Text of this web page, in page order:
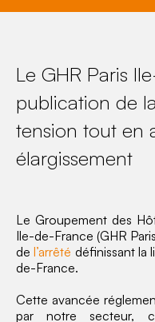
Le GHR Paris
publication de
tension tout en
élargissement
Le Groupement des
Ile-de-France (GHR
del’arrêté définissant la
de-France.
Cette avancée
par notre secteur,